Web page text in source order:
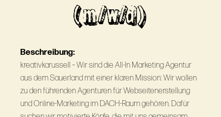
(m/w/d)
Beschreibung:
kreativkarussell – Wir sind die All-In Marketing Agentur
aus dem Sauerland mit einer klaren Mission: Wir wollen
zu den führenden Agenturen für Webseitenerstellung
und Online-Marketing im DACH-Raum gehören. Dafür